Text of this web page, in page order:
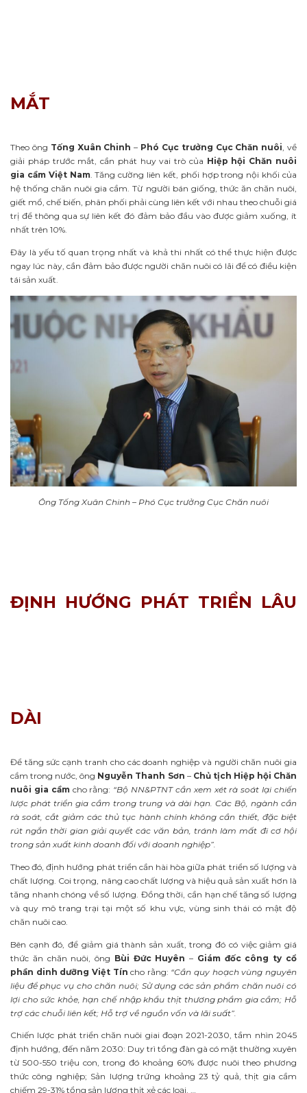
MẮT
Theo ông Tống Xuân Chinh – Phó Cục trưởng Cục Chăn nuôi, về
giải pháp trước mắt, cần phát huy vai trò của Hiệp hội Chăn nuôi
gia cầm Việt Nam. Tăng cường liên kết, phối hợp trong nội khối của
hệ thống chăn nuôi gia cầm. Từ người bán giống, thức ăn chăn nuôi,
giết mổ, chế biến, phân phối phải cùng liên kết với nhau theo chuỗi giá
trị để thông qua sự liên kết đó đảm bảo đầu vào được giảm xuống, ít
nhất trên 10%.
Đây là yếu tố quan trọng nhất và khả thi nhất có thể thực hiện được
ngay lúc này, cần đảm bảo được người chăn nuôi có lãi để có điều kiện
tái sản xuất.
Ông Tống Xuân Chinh – Phó Cục trưởng Cục Chăn nuôi
ĐỊNH HƯỚNG PHÁT TRIỂN LÂU
DÀI
Để tăng sức cạnh tranh cho các doanh nghiệp và người chăn nuôi gia
cầm trong nước, ông Nguyễn Thanh Sơn – Chủ tịch Hiệp hội Chăn
nuôi gia cầm cho rằng: “Bộ NN&PTNT cần xem xét rà soát lại chiến
lược phát triển gia cầm trong trung và dài hạn. Các Bộ, ngành cần
rà soát, cắt giảm các thủ tục hành chính không cần thiết, đặc biệt
rút ngắn thời gian giải quyết các văn bản, tránh làm mất đi cơ hội
trong sản xuất kinh doanh đối với doanh nghiệp”.
Theo đó, định hướng phát triển cần hài hòa giữa phát triển số lượng và
chất lượng. Coi trọng, nâng cao chất lượng và hiệu quả sản xuất hơn là
tăng nhanh chóng về số lượng. Đồng thời, cần hạn chế tăng số lượng
và quy mô trang trại tại một số khu vực, vùng sinh thái có mật độ
chăn nuôi cao.
Bên cạnh đó, để giảm giá thành sản xuất, trong đó có việc giảm giá
thức ăn chăn nuôi, ông Bùi Đức Huyên – Giám đốc công ty cổ
phần dinh dưỡng Việt Tín cho rằng: “Cần quy hoạch vùng nguyên
liệu để phục vụ cho chăn nuôi; Sử dụng các sản phẩm chăn nuôi có
lợi cho sức khỏe, hạn chế nhập khẩu thịt thương phẩm gia cầm; Hỗ
trợ các chuỗi liên kết; Hỗ trợ về nguồn vốn và lãi suất”.
Chiến lược phát triển chăn nuôi giai đoạn 2021-2030, tầm nhìn 2045
định hướng, đến năm 2030: Duy trì tổng đàn gà có mặt thường xuyên
từ 500-550 triệu con, trong đó khoảng 60% được nuôi theo phương
thức công nghiệp; Sản lượng trứng khoảng 23 tỷ quả, thịt gia cầm
chiếm 29-31% tổng sản lượng thịt xẻ các loại, …